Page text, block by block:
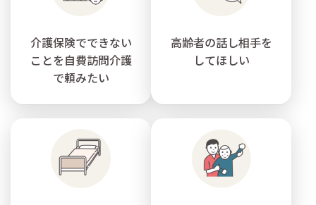
介護保険でできない
ことを自費訪問介護
で頼みたい
高齢者の話し相手を
してほしい